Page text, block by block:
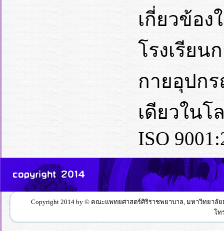
เกี่ยวข้อง
โรงเรีย
กายอุปก
เดียวในโ
ISO
Copyright 2014 by © คณะแพทยศาสตร์ศิริราชพยาบาล, มหาวิทยา
โท